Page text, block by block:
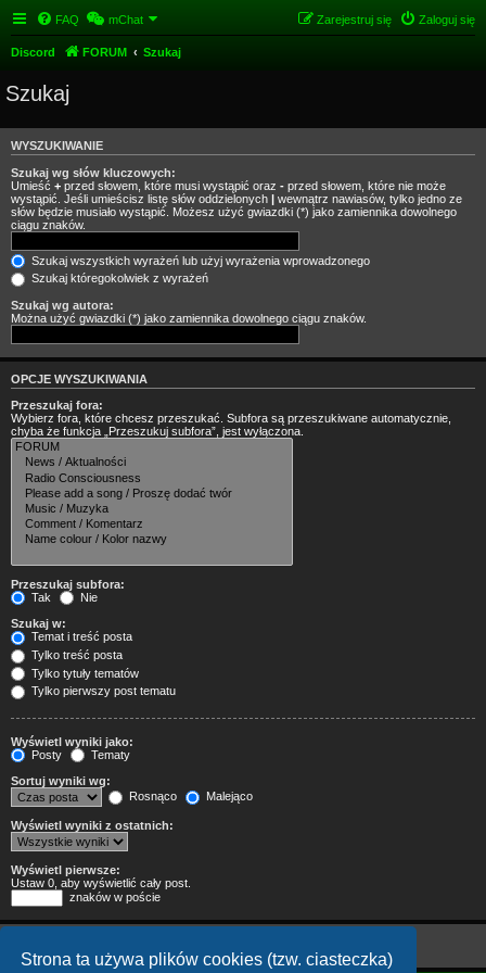
Strona ta używa plików cookies (tzw. ciasteczka)
FAQ mChat Zaloguj się
Zarejestruj się
Discord FORUM Szukaj
Szukaj
WYSZUKIWANIE
Szukaj wg słów kluczowych:
Umieść + przed słowem, które musi wystąpić oraz - przed słowem, które nie może
wystąpić. Jeśli umieścisz listę słów oddzielonych | wewnątrz nawiasów, tylko jedno ze
słów będzie musiało wystąpić. Możesz użyć gwiazdki (*) jako zamiennika dowolnego
ciągu znaków.
Szukaj wszystkich wyrażeń lub użyj wyrażenia wprowadzonego
Szukaj któregokolwiek z wyrażeń
Szukaj wg autora:
Można użyć gwiazdki (*) jako zamiennika dowolnego ciągu znaków.
OPCJE WYSZUKIWANIA
Przeszukaj fora:
Wybierz fora, które chcesz przeszukać. Subfora są przeszukiwane automatycznie,
chyba że funkcja „Przeszukuj subfora”, jest wyłączona.
Przeszukaj subfora:
Tak
Nie
Szukaj w:
Temat i treść posta
Tylko treść posta
Tylko tytuły tematów
Tylko pierwszy post tematu
Wyświetl wyniki jako:
Posty
Tematy
Sortuj wyniki wg:
Rosnąco
Malejąco
Wyświetl wyniki z ostatnich:
Wyświetl pierwsze:
Ustaw 0, aby wyświetlić cały post.
znaków w poście